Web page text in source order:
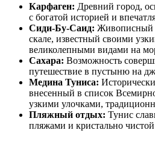
Карфаген: Древний город,
с богатой историей и
Сиди-Бу-Саид: Живописный
скале, известный своими
великолепными видами на
Сахара: Возможность
путешествие в пустыню на
Медина Туниса:
внесенный в список
узкими улочками,
Пляжный отдых: Тунис
пляжами и кристально